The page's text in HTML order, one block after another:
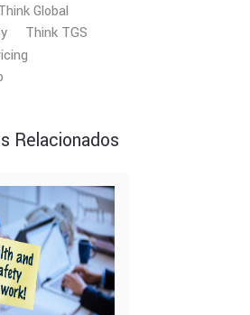
Global
Think TGS
Relacionados